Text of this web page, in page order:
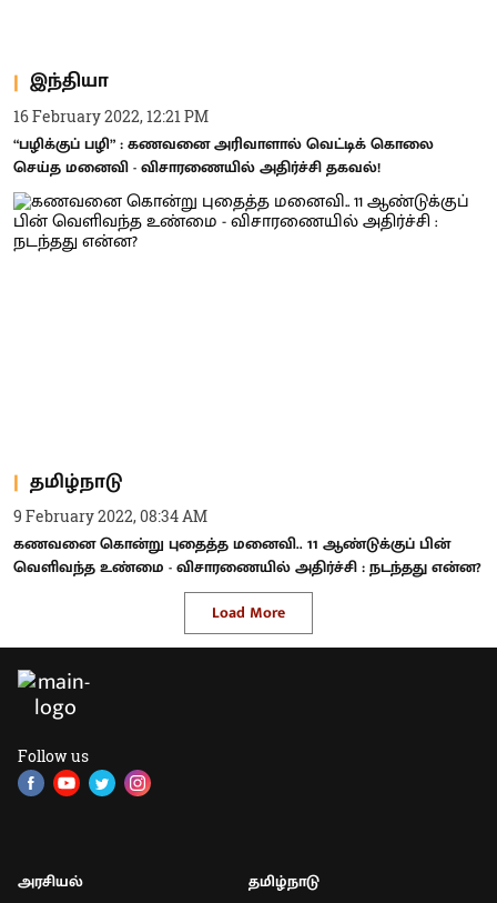
இந்தியா
16 February 2022, 12:21 PM
“பழிக்குப் பழி” : கணவனை அரிவாளால் வெட்டிக் கொலை
செய்த மனைவி - விசாரணையில் அதிர்ச்சி தகவல்!
தமிழ்நாடு
9 February 2022, 08:34 AM
கணவனை கொன்று புதைத்த மனைவி.. 11 ஆண்டுக்குப் பின்
வெளிவந்த உண்மை - விசாரணையில் அதிர்ச்சி : நடந்தது என்ன?
Load More
Follow us
அரசியல் தமிழ்நாடு